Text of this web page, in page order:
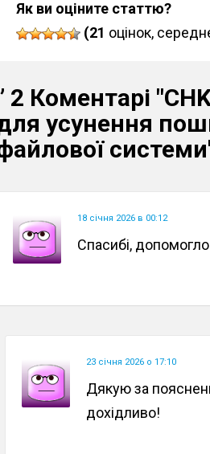
Як ви оціните статтю?
(21 оцінок,
2 Коментарі
усунення
18 січня 2026 в 00:12
Спасибі,
23 січня 2026 о 17:10
Дякую за
дохідливо!